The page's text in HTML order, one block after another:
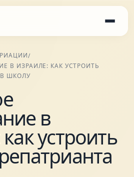
/
В ИЗРАИЛЕ: КАК УСТРОИТЬ
В ШКОЛУ
в
устроить